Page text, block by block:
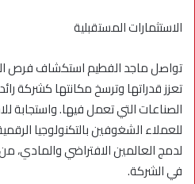
الاستثمارات المستقبلية
تواصل ماجد الفطيم استكشاف فرص
تعزز قدراتها وترسخ مكانتها كشركة
الصناعات التي تعمل فيها. واستجابة
للعملاء الشغوفين بالتكنولوجيا
لدمج العالمين الافتراضي والمادي،
في الشركة.